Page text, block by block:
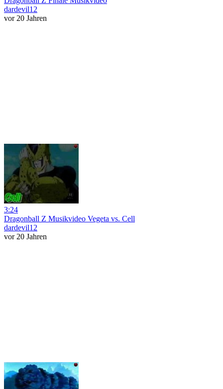
dardevil12
vor 20 Jahren
3:24
Dragonball Z Musikvideo Vegeta vs. Cell
dardevil12
vor 20 Jahren